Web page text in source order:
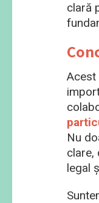
clară
Acest
Nu
clare,
legal